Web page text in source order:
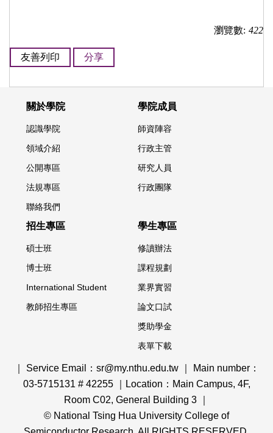
瀏覽數: 422
友善列印 分享
關於學院
認識學院
領域介紹
公開專區
法規專區
聯絡我們
學院成員
師資陣容
行政主管
研究人員
行政團隊
招生專區
碩士班
博士班
International Student
教師招生專區
學生專區
修讀辦法
課程規劃
業界實習
論文口試
獎助學金
表單下載
｜ Service Email：sr@my.nthu.edu.tw ｜ Main number：
03-5715131 # 42255 ｜Location：Main Campus, 4F,
Room C02, General Building 3 ｜
© National Tsing Hua University College of